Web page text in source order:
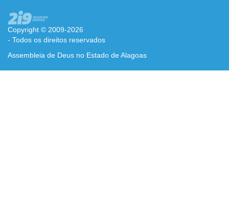
Copyright © 2009-2026
- Todos os direitos reservados
Assembleia de Deus no Estado de Alagoas